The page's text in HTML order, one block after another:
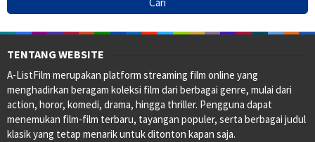
TENTANG WEBSITE
A-ListFilm merupakan platform streaming film online yang
menghadirkan beragam koleksi film dari berbagai genre, mulai dari
action, horor, komedi, drama, hingga thriller. Pengguna dapat
menemukan film-film terbaru, tayangan populer, serta berbagai judul
klasik yang tetap menarik untuk ditonton kapan saja.